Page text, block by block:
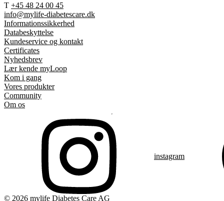
T +45 48 24 00 45
info@mylife-diabetescare.dk
Informationssikkerhed
Databeskyttelse
Kundeservice og kontakt
Certificates
Nyhedsbrev
Lær kende myLoop
Kom i gang
Vores produkter
Community
Om os
instagram
© 2026 mylife Diabetes Care AG